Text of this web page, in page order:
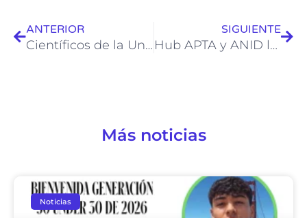
ANTERIOR
Científicos de la Universidad de Antofagasta desarrollan tecnología biológica que será implementada en plantas desalinizadoras de aguas
SIGUIENTE
Hub APTA y ANID lanzan Efecto APTA, estrategia que conecta academia, industria y sector público
Más noticias
Noticias